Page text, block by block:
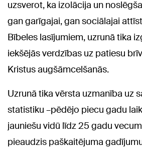
uzsverot, ka izolācija un
gan garīgajai, gan sociālajai
Bībeles lasījumiem, uzrunā tika
iekšējās verdzības uz patiesu
Kristus augšāmcelšanās.
Uzrunā tika vērsta uzmanība uz
statistiku –pēdējo piecu gadu
jauniešu vidū līdz 25 gadu
pieaudzis paškaitējuma